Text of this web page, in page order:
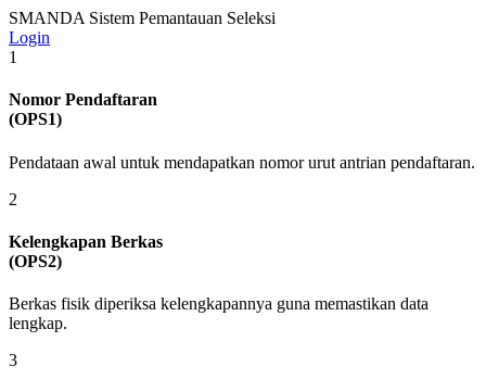
SMANDA Sistem Pemantauan Seleksi
Login
1
Nomor Pendaftaran
(OPS1)
Pendataan awal untuk mendapatkan nomor urut antrian pendaftaran.
2
Kelengkapan Berkas
(OPS2)
Berkas fisik diperiksa kelengkapannya guna memastikan data
lengkap.
3